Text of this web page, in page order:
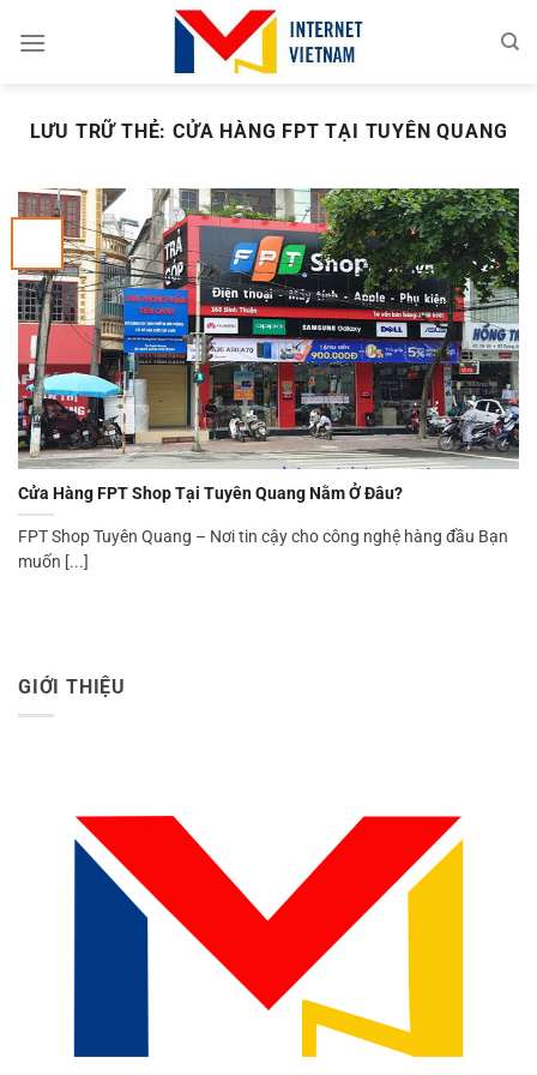
đến
LƯU TRỮ THẺ: CỬA HÀNG FPT TẠI TUYÊN QUANG
Cửa Hàng FPT Shop Tại Tuyên Quang Nằm Ở Đâu?
FPT Shop Tuyên Quang – Nơi tin cậy cho công nghệ hàng đầu Bạn
muốn [...]
GIỚI THIỆU